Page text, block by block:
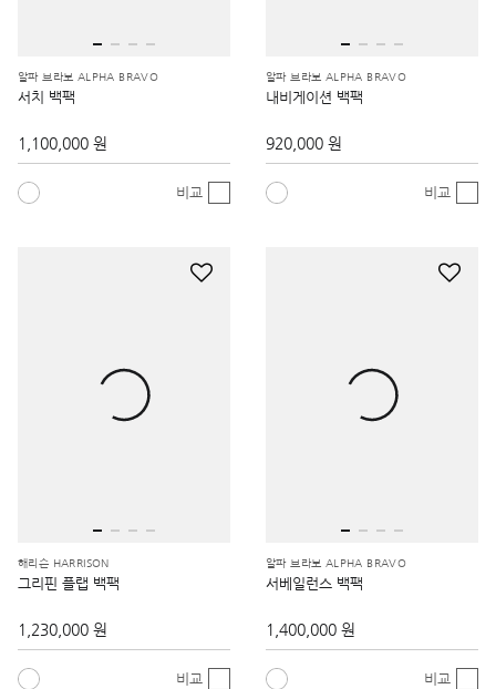
알파 브라보 ALPHA BRAVO
서치 백팩
1,100,000 원
비교
알파 브라보 ALPHA BRAVO
내비게이션 백팩
920,000 원
비교
해리슨 HARRISON
그리핀 플랩 백팩
1,230,000 원
비교
알파 브라보 ALPHA BRAVO
서베일런스 백팩
1,400,000 원
비교